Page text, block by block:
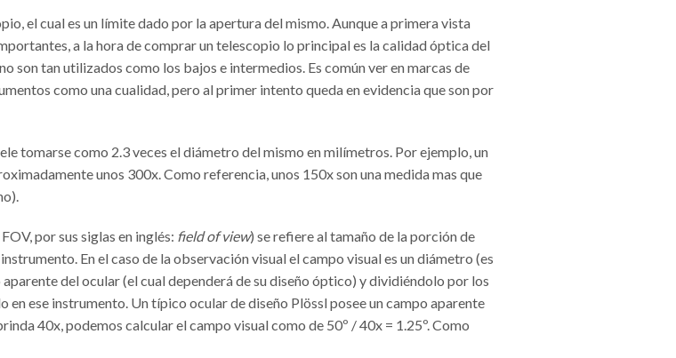
el cual es un límite dado por la apertura del mismo. Aunque a primera vista
a la hora de comprar un telescopio lo principal es la calidad óptica del
son tan utilizados como los bajos e intermedios. Es común ver en marcas de
como una cualidad, pero al primer intento queda en evidencia que son por
tomarse como 2.3 veces el diámetro del mismo en milímetros. Por ejemplo, un
unos 300x. Como referencia, unos 150x son una medida mas que
por sus siglas en inglés: field of view) se refiere al tamaño de la porción de
En el caso de la observación visual el campo visual es un diámetro (es
del ocular (el cual dependerá de su diseño óptico) y dividiéndolo por los
en ese instrumento. Un típico ocular de diseño Plössl posee un campo aparente
40x, podemos calcular el campo visual como de 50º / 40x = 1.25º. Como